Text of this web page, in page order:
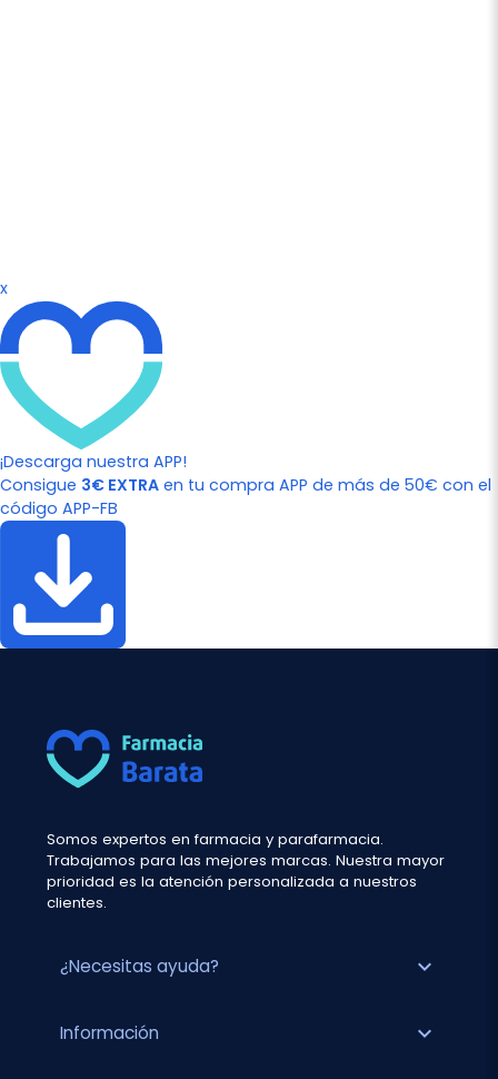
x
¡Descarga nuestra APP!
Consigue 3€ EXTRA en tu compra APP de más de 50€ con el
código APP-FB
Somos expertos en farmacia y parafarmacia.
Trabajamos para las mejores marcas. Nuestra mayor
prioridad es la atención personalizada a nuestros
clientes.
¿Necesitas ayuda? expand_more
Información expand_more